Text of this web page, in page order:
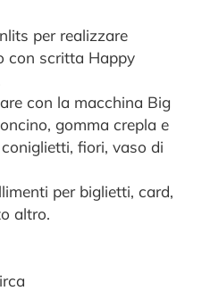
per realizzare
con scritta Happy
con la macchina Big
gomma crepla e
fiori, vaso di
per biglietti, card,
altro.